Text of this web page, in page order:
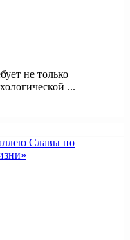
не только
...